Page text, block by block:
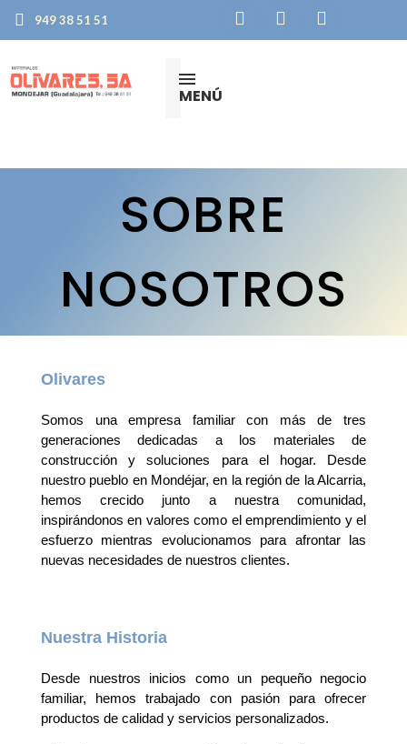
949 38 51 51
MENÚ
SOBRE
NOSOTROS
Olivares
Somos una empresa familiar con más de tres
generaciones dedicadas a los materiales de
construcción y soluciones para el hogar. Desde
nuestro pueblo en Mondéjar, en la región de la Alcarria,
hemos crecido junto a nuestra comunidad,
inspirándonos en valores como el emprendimiento y el
esfuerzo mientras evolucionamos para afrontar las
nuevas necesidades de nuestros clientes.
Nuestra Historia
Desde nuestros inicios como un pequeño negocio
familiar, hemos trabajado con pasión para ofrecer
productos de calidad y servicios personalizados.